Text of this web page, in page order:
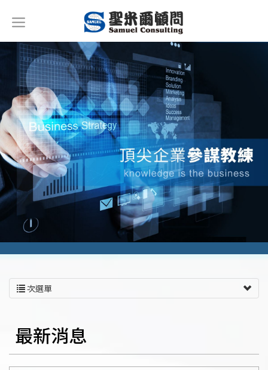
次選單
最新消息